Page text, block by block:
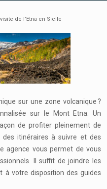
de l’Etna en Sicile
sur une zone volcanique ?
sur le Mont Etna. Un
de profiter pleinement de
itinéraires à suivre et des
agence vous permet de vous
Il suffit de joindre les
à votre disposition des guides